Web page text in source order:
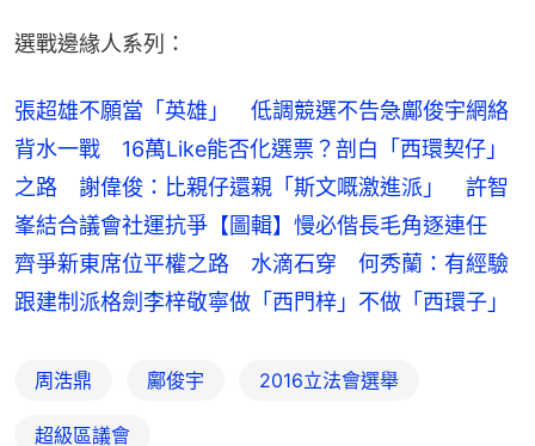
選戰邊緣人系列：
張超雄不願當「英雄」　低調競選不告急鄺俊宇網絡
背水一戰　16萬Like能否化選票？剖白「西環契仔」
之路　謝偉俊：比親仔還親 「斯文嘅激進派」　許智
峯結合議會社運抗爭 【圖輯】慢必偕長毛角逐連任
齊爭新東席位平權之路　水滴石穿　何秀蘭：有經驗
跟建制派格劍 李梓敬寧做「西門梓」不做「西環子」
周浩鼎 鄺俊宇 2016立法會選舉
超級區議會